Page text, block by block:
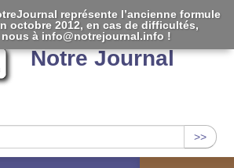
Notre Journal
>>
représente l’ancienne formule
octobre 2012, en cas de difficultés,
à info@notrejournal.info !